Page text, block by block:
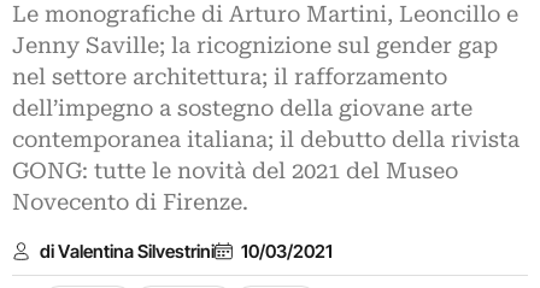
Le monografiche di Arturo Martini, Leoncillo e
Jenny Saville; la ricognizione sul gender gap
nel settore architettura; il rafforzamento
dell’impegno a sostegno della giovane arte
contemporanea italiana; il debutto della rivista
GONG: tutte le novità del 2021 del Museo
Novecento di Firenze.
di Valentina Silvestrini 10/03/2021